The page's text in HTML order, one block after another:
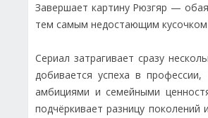
Завершает картину Рюзгяр —
тем самым недостающим
Сериал затрагивает сразу
добивается успеха в
амбициями и семейными
подчёркивает разницу